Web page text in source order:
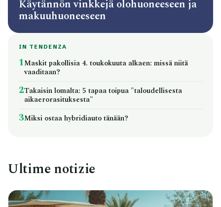
Käytännön vinkkejä olohuoneeseen ja
makuuhuoneeseen
IN TENDENZA
1Maskit pakollisia 4. toukokuuta alkaen: missä niitä
vaaditaan?
2Takaisin lomalta: 5 tapaa toipua "taloudellisesta
aikaerorasituksesta"
3Miksi ostaa hybridiauto tänään?
Ultime notizie